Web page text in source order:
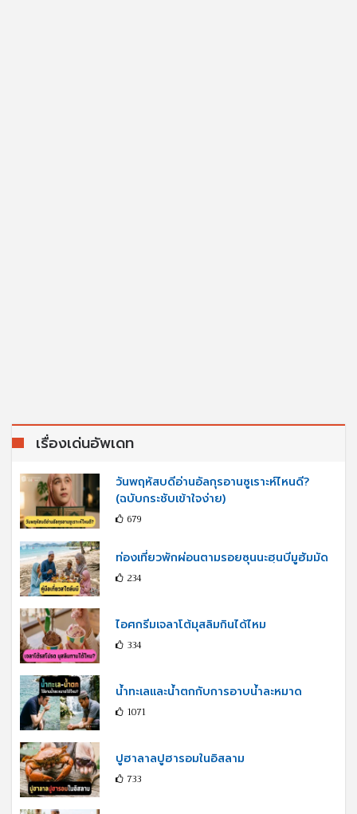
เรื่องเด่นอัพเดท
วันพฤหัสบดีอ่านอัลกุรอานซูเราะห์ไหนดี?
(ฉบับกระชับเข้าใจง่าย)
679
ท่องเที่ยวพักผ่อนตามรอยซุนนะฮฺนบีมูฮัมมัด
234
ไอศกรีมเจลาโต้มุสลิมกินได้ไหม
334
น้ำทะเลและน้ำตกกับการอาบน้ำละหมาด
1071
ปูฮาลาลปูฮารอมในอิสลาม
733